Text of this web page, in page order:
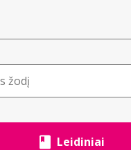
Leidiniai